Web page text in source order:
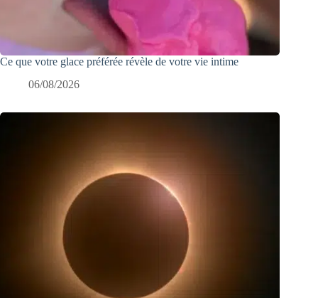
Ce que votre glace préférée révèle de votre vie intime
06/08/2026